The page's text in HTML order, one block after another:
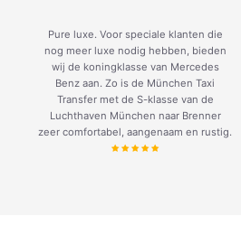
Pure luxe. Voor speciale klanten die
nog meer luxe nodig hebben, bieden
wij de koningklasse van Mercedes
Benz aan. Zo is de München Taxi
Transfer met de S-klasse van de
Luchthaven München naar Brenner
zeer comfortabel, aangenaam en rustig.